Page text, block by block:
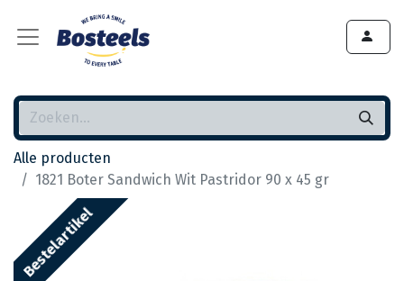
Alle producten
1821 Boter Sandwich Wit Pastridor 90 x 45 gr
Bestelartikel